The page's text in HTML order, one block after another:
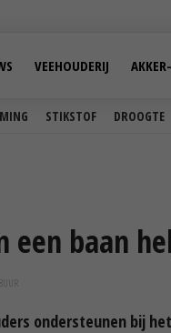
STIKSTOF DROOGTE
VEEHOUDERIJ
een baan
ondersteunen bij